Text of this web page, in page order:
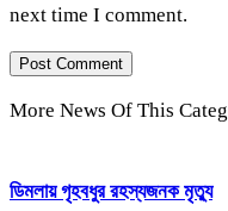
next time I comment.
More News Of This
ডিমলায় গৃহবধুর রহস্যজনক মৃত্যু